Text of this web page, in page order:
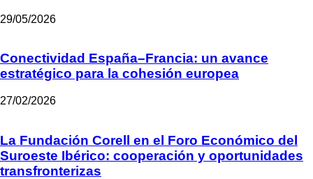
29/05/2026
Conectividad España–Francia: un avance
estratégico para la cohesión europea
27/02/2026
La Fundación Corell en el Foro Económico del
Suroeste Ibérico: cooperación y oportunidades
transfronterizas